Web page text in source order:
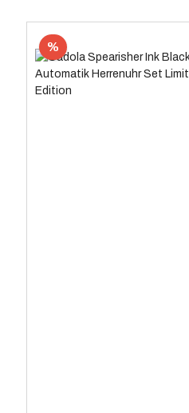
%